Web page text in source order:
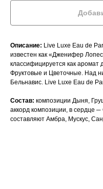
Описание: Live Luxe Eau de
известен как «Дженифер
классифицируется как
Фруктовые и Цветочные. Над
Бельнавис. Live Luxe Eau de
Состав: композиции Дыня,
аккорд композиции, в сердце
составляют Амбра, Мускус,